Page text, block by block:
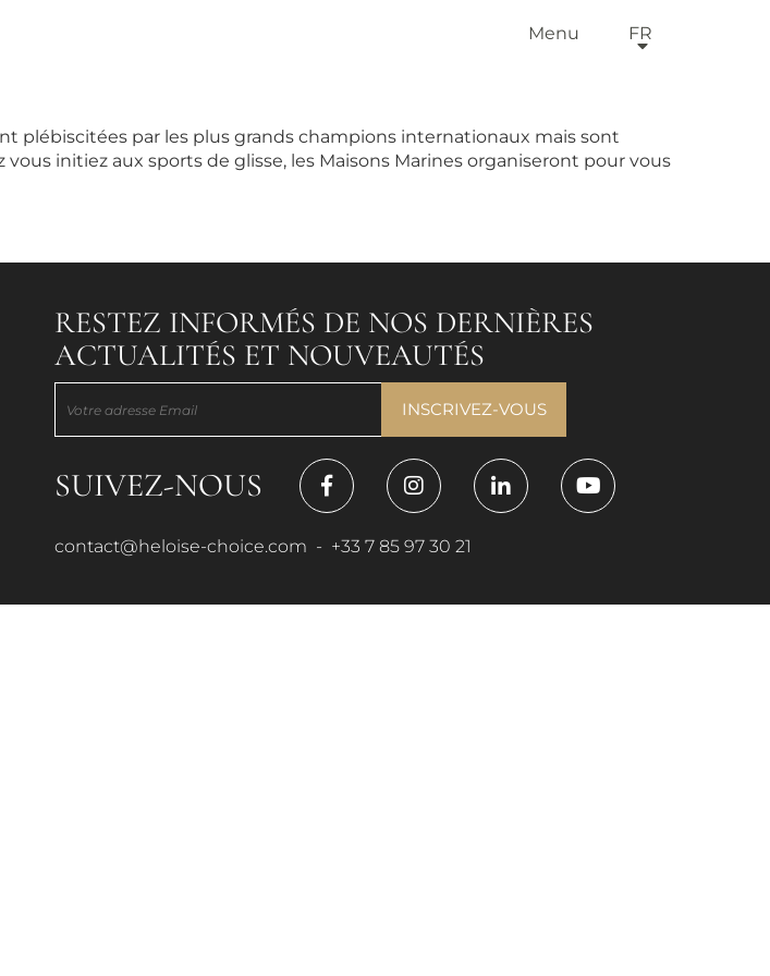
Menu FR
& VILLAS
ÉQUIPE
plébiscitées par les plus grands champions internationaux mais sont
initiez aux sports de glisse, les Maisons Marines organiseront pour vous
RESTEZ INFORMÉS DE NOS DERNIÈRES
ACTUALITÉS ET NOUVEAUTÉS
SUIVEZ-NOUS
contact@heloise-choice.com - +33 7 85 97 30 21